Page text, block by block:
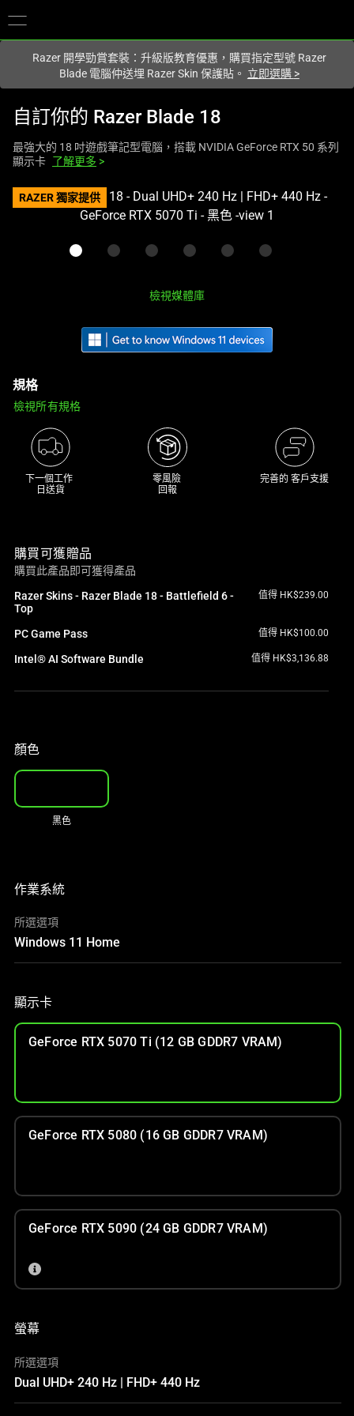
Razer 開學勁賞套裝：升級版教育優惠，購買指定型號 Razer
Blade 電腦仲送埋 Razer Skin 保護貼。 立即選購 >
自訂你的 Razer Blade 18
最強大的 18 吋遊戲筆記型電腦，搭載 NVIDIA GeForce RTX 50 系列
顯示卡 了解更多 >
This
track
of
below.
Select
any
buttons
to
change
the
main
image
RAZER 獨家提供
檢視媒體庫
規格
檢視所有規格
下一個工作
日送貨
零風險
回報
完善的 客戶支援
購買可獲贈品
購買此產品即可獲得產品
Razer Skins - Razer Blade 18 - Battlefield 6 -
Top
值得 HK$239.00
PC Game Pass 值得 HK$100.00
Intel® AI Software Bundle 值得 HK$3,136.88
顏色
黑色
作業系統
所選選項
Windows 11 Home
顯示卡
GeForce RTX 5070 Ti (12 GB GDDR7 VRAM)
GeForce RTX 5080 (16 GB GDDR7 VRAM)
GeForce RTX 5090 (24 GB GDDR7 VRAM)
螢幕
所選選項
Dual UHD+ 240 Hz | FHD+ 440 Hz